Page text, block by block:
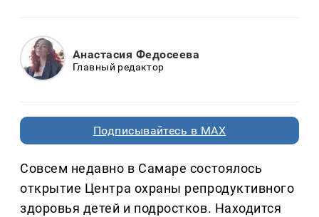
Анастасия Федосеева
Главный редактор
Подписывайтесь в MAX
Совсем недавно в Самаре состоялось
открытие Центра охраны репродуктивного
здоровья детей и подростков. Находится